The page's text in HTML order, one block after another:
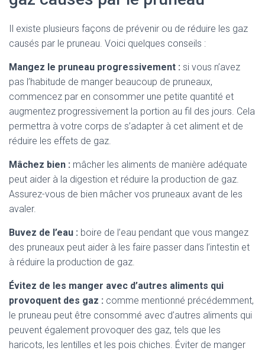
Il existe plusieurs façons de prévenir ou de réduire les gaz
causés par le pruneau. Voici quelques conseils :
Mangez le pruneau progressivement : si vous n’avez
pas l’habitude de manger beaucoup de pruneaux,
commencez par en consommer une petite quantité et
augmentez progressivement la portion au fil des jours. Cela
permettra à votre corps de s’adapter à cet aliment et de
réduire les effets de gaz.
Mâchez bien : mâcher les aliments de manière adéquate
peut aider à la digestion et réduire la production de gaz.
Assurez-vous de bien mâcher vos pruneaux avant de les
avaler.
Buvez de l’eau : boire de l’eau pendant que vous mangez
des pruneaux peut aider à les faire passer dans l’intestin et
à réduire la production de gaz.
Évitez de les manger avec d’autres aliments qui
provoquent des gaz : comme mentionné précédemment,
le pruneau peut être consommé avec d’autres aliments qui
peuvent également provoquer des gaz, tels que les
haricots, les lentilles et les pois chiches. Éviter de manger